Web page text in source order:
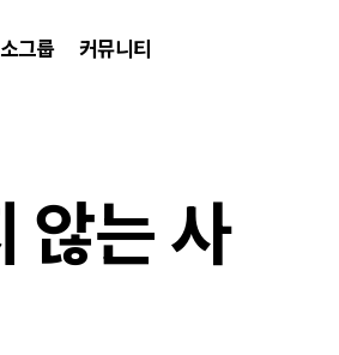
소그룹 커뮤니티
않는 사